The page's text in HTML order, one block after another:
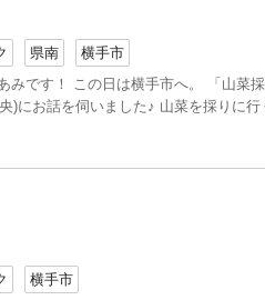
県南
横手市
みです！ この日は横手市へ。 「山菜採
)にお話を伺いました♪ 山菜を採りに行
横手市